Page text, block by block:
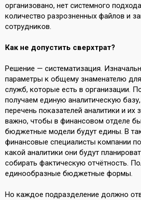
организовано, нет системного
количество разрозненных файлов и
сотрудников.
Как не допустить сверхтрат?
Решение — систематизация.
параметры к общему знаменателю
служб, которые есть в организации.
получаем единую аналитическую
перечень показателей аналитики и их
важно, чтобы в финансовом отделе
бюджетные модели будут едины. В
финансовые специалисты компании
какой аналитики они будут
собирать фактическую отчётность.
единообразные бюджетные формы.
Но каждое подразделение должно